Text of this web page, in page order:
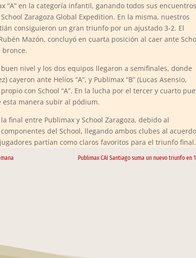
“A” en la categoría infantil, ganando todos sus
Zaragoza Global Expedition. En la misma, nuestros
consiguieron un gran triunfo por un ajustado 3-2. El
Mazón, concluyó en cuarta posición al caer ante
bronce.
nivel y los dos equipos llegaron a semifinales, donde
cayeron ante Helios “A”, y Publimax “B” (Lucas Asensio,
con School “A”. En la lucha por el tercer y cuarto
esta manera subir al pódium.
final entre Publimax y School Zaragoza, debido al
del School, llegando ambos clubes al
partían como claros favoritos para el triunfo final.
Publimax CAI Santiago suma un nuevo triunfo en